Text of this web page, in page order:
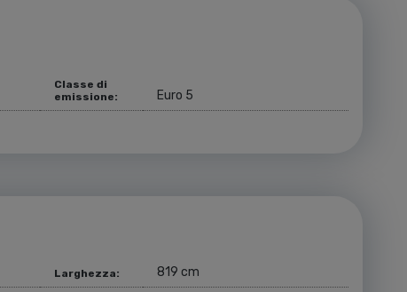
Classe di
emissione:
Euro 5
Larghezza: 819 cm